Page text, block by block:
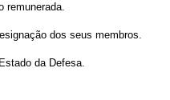
remunerada.
dos seus membros.
da Defesa.